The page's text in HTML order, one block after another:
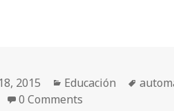
2015 Categorías
Educación
0 Comments